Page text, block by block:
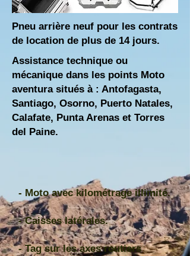
Pneu arrière neuf pour les contrats
de location de plus de 14 jours.
Assistance technique ou
mécanique dans les points Moto
aventura situés à : Antofagasta,
Santiago, Osorno, Puerto Natales,
Calafate, Punta Arenas et Torres
del Paine.
- Moto avec kilométrage illimité.
- Caisses latérales.
- Tag sur les axes routiers